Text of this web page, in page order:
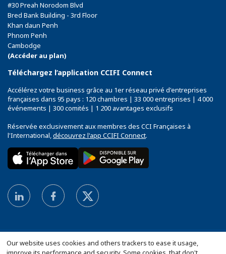
Our website uses cookies and others trackers to ease it usage,
#30 Preah Norodom Blvd
Bred Bank Building - 3rd Floor
Khan daun Penh
Phnom Penh
Cambodge
(Accéder au plan)
Téléchargez l’application CCIFI Connect
Accélérez votre business grâce au 1er réseau privé d'entreprises
françaises dans 95 pays : 120 chambres | 33 000 entreprises | 4 000
événements | 300 comités | 1 200 avantages exclusifs
Réservée exclusivement aux membres des CCI Françaises à
l'International,découvrez l'app CCIFI Connect.